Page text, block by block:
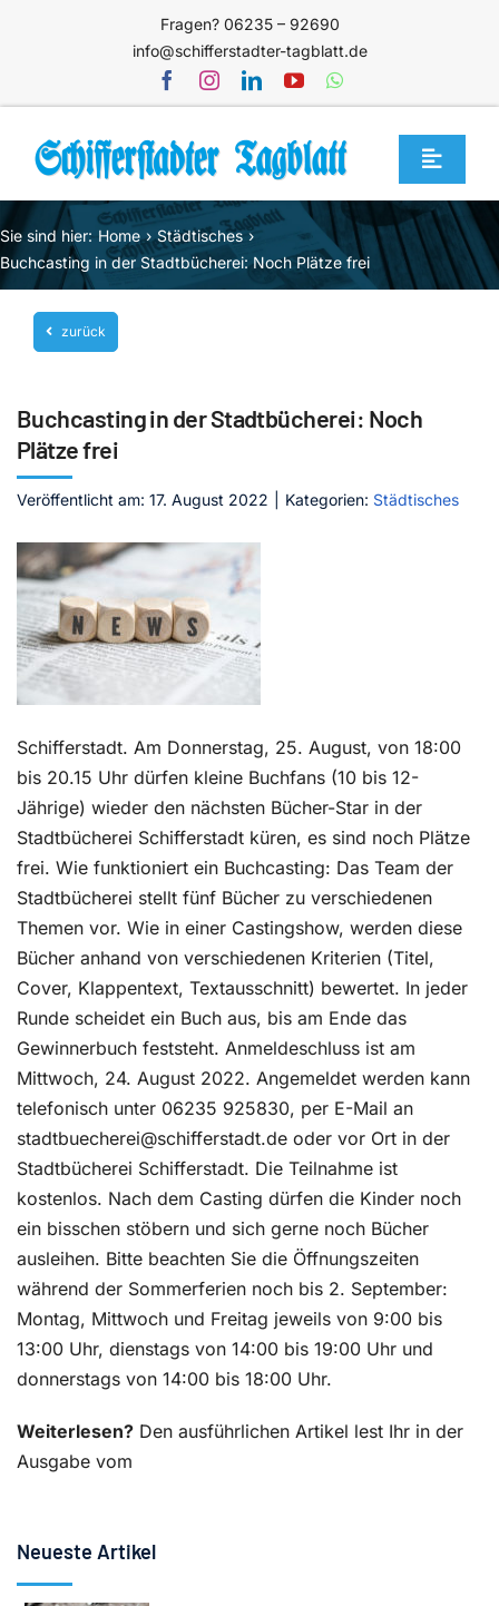
Fragen? 06235 – 92690
info@schifferstadter-tagblatt.de
Toggle
Home
Themen
Blog
Unternehmen
Mediathek
Jetzt abonnieren
Sie sind hier: Home
Städtisches
Buchcasting in der Stadtbücherei: Noch Plätze frei
zurück
Buchcasting in der Stadtbücherei: Noch
Plätze frei
Veröffentlicht am: 17. August 2022 Kategorien: Städtisches
Schifferstadt. Am Donnerstag, 25. August, von 18:00
bis 20.15 Uhr dürfen kleine Buchfans (10 bis 12-
Jährige) wieder den nächsten Bücher-Star in der
Stadtbücherei Schifferstadt küren, es sind noch Plätze
frei. Wie funktioniert ein Buchcasting: Das Team der
Stadtbücherei stellt fünf Bücher zu verschiedenen
Themen vor. Wie in einer Castingshow, werden diese
Bücher anhand von verschiedenen Kriterien (Titel,
Cover, Klappentext, Textausschnitt) bewertet. In jeder
Runde scheidet ein Buch aus, bis am Ende das
Gewinnerbuch feststeht. Anmeldeschluss ist am
Mittwoch, 24. August 2022. Angemeldet werden kann
telefonisch unter 06235 925830, per E-Mail an
stadtbuecherei@schifferstadt.de oder vor Ort in der
Stadtbücherei Schifferstadt. Die Teilnahme ist
kostenlos. Nach dem Casting dürfen die Kinder noch
ein bisschen stöbern und sich gerne noch Bücher
ausleihen. Bitte beachten Sie die Öffnungszeiten
während der Sommerferien noch bis 2. September:
Montag, Mittwoch und Freitag jeweils von 9:00 bis
13:00 Uhr, dienstags von 14:00 bis 19:00 Uhr und
donnerstags von 14:00 bis 18:00 Uhr.
Weiterlesen? Den ausführlichen Artikel lest Ihr in der
Ausgabe vom
Neueste Artikel